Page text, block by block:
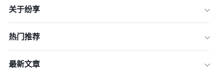
三、CRM如何赋能合同管理全链路？
成
关于纷享
热门推荐
最新文章